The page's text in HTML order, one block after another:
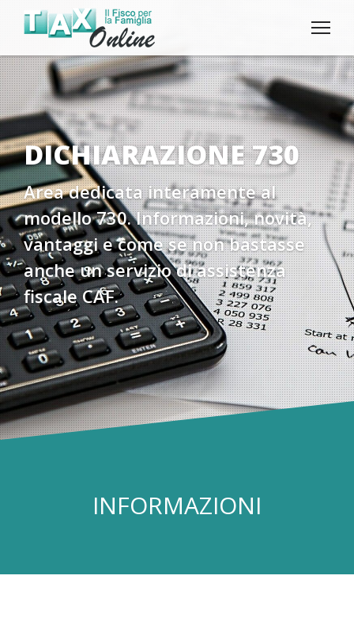
DICHIARAZIONE 730
Area dedicata interamente al
modello 730. Informazioni, novità,
vantaggi e come se non bastasse
anche un servizio di assistenza
fiscale CAF.
INFORMAZIONI